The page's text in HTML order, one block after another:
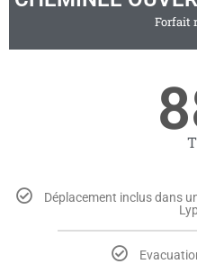
Forfait
Déplacement inclus dans